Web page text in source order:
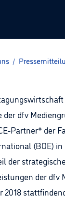
/
der dfv
Partner* der
(BOE)
der
der dfv
2018